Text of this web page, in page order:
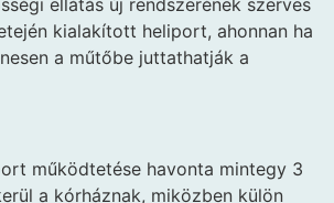
ellátás új rendszerének szerves
kialakított heliport, ahonnan ha
a műtőbe juttathatják a
működtetése havonta mintegy 3
a kórháznak, miközben külön